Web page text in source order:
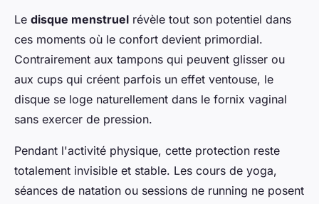
Le disque menstruel révèle tout son potentiel dans
ces moments où le confort devient primordial.
Contrairement aux tampons qui peuvent glisser ou
aux cups qui créent parfois un effet ventouse, le
disque se loge naturellement dans le fornix vaginal
sans exercer de pression.
Pendant l'activité physique, cette protection reste
totalement invisible et stable. Les cours de yoga,
séances de natation ou sessions de running ne posent